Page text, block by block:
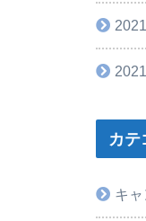
カテ
キ